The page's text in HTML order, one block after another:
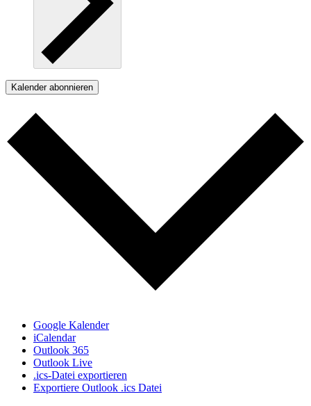
Kalender abonnieren
Google Kalender
iCalendar
Outlook 365
Outlook Live
.ics-Datei exportieren
Exportiere Outlook .ics Datei